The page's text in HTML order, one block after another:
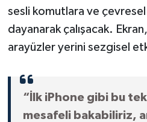
sesli komutlara ve çevresel
dayanarak çalışacak.
arayüzler yerini sezgisel
“İlk iPhone gibi bu
mesafeli bakabiliriz,